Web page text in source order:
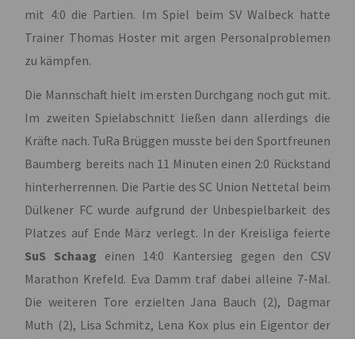
mit 4:0 die Partien. Im Spiel beim SV Walbeck hatte
Trainer Thomas Hoster mit argen Personalproblemen
zu kämpfen.
Die Mannschaft hielt im ersten Durchgang noch gut mit.
Im zweiten Spielabschnitt ließen dann allerdings die
Kräfte nach. TuRa Brüggen musste bei den Sportfreunen
Baumberg bereits nach 11 Minuten einen 2:0 Rückstand
hinterherrennen. Die Partie des SC Union Nettetal beim
Dülkener FC wurde aufgrund der Unbespielbarkeit des
Platzes auf Ende März verlegt. In der Kreisliga feierte
SuS Schaag einen 14:0 Kantersieg gegen den CSV
Marathon Krefeld. Eva Damm traf dabei alleine 7-Mal.
Die weiteren Tore erzielten Jana Bauch (2), Dagmar
Muth (2), Lisa Schmitz, Lena Kox plus ein Eigentor der